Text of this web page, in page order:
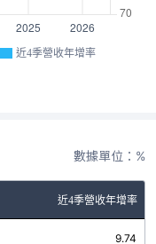
近4季營收年增率
數據單位：%
近4季營收年增率
9.74